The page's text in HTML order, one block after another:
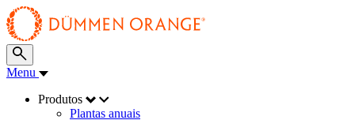
Menu
Produtos
Plantas anuais